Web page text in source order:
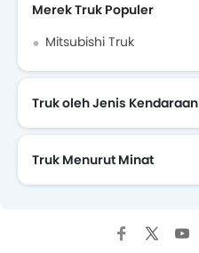
Merek Truk Populer
Mitsubishi Truk
Truk oleh Jenis Kendaraan
Truk Menurut Minat